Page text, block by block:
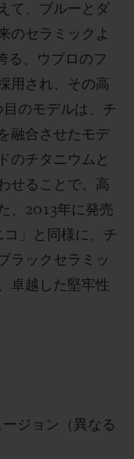
て、ブルーとダ
のセラミックよ
る、ウブロのフ
用され、その高
のモデルは、チ
融合させたモデ
のチタニウムと
せることで、高
、2013年に発売
」と同様に、チ
ラックセラミッ
卓越した堅牢性
ジョン（異なる